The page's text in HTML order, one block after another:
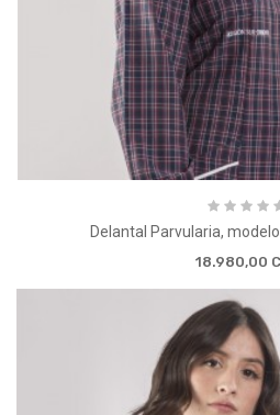
Delantal Parvularia,
18.980,00